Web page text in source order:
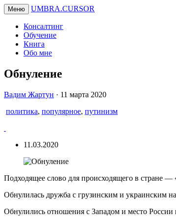
Меню UMBRA.CURSOR
Консалтинг
Обучение
Книга
Обо мне
Обнуление
Вадим
Вадим Жартун · 11 марта 2020
политика, популярное, путинизм
11.03.2020
Подходящее слово для происходящего в стране
Обнулилась дружба с грузинским и украинским
Обнулились отношения с Западом и место